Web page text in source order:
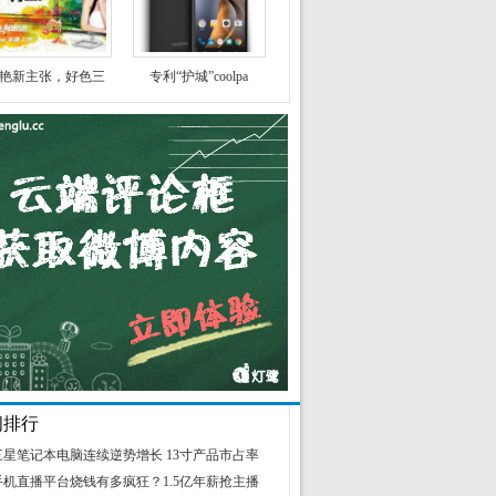
新主张，好色三 专利“护城”coolpa
行
星笔记本电脑连续逆势增长 13寸产品市占率
机直播平台烧钱有多疯狂？1.5亿年薪抢主播